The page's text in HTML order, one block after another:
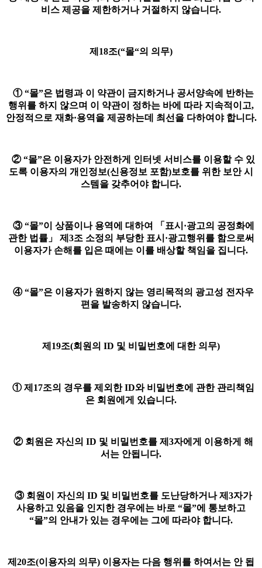
비스 제공을 제한하거나 거절하지 않습니다.
제18조(“몰“의 의무)
① “몰”은 법령과 이 약관이 금지하거나 공서양속에 반하는
행위를 하지 않으며 이 약관이 정하는 바에 따라 지속적이고,
안정적으로 재화·용역을 제공하는데 최선을 다하여야 합니다.
② “몰”은 이용자가 안전하게 인터넷 서비스를 이용할 수 있
도록 이용자의 개인정보(신용정보 포함)보호를 위한 보안 시
스템을 갖추어야 합니다.
③ “몰”이 상품이나 용역에 대하여 「표시·광고의 공정화에
관한 법률」 제3조 소정의 부당한 표시·광고행위를 함으로써
이용자가 손해를 입은 때에는 이를 배상할 책임을 집니다.
④ “몰”은 이용자가 원하지 않는 영리목적의 광고성 전자우
편을 발송하지 않습니다.
제19조(회원의 ID 및 비밀번호에 대한 의무)
① 제17조의 경우를 제외한 ID와 비밀번호에 관한 관리책임
은 회원에게 있습니다.
② 회원은 자신의 ID 및 비밀번호를 제3자에게 이용하게 해
서는 안됩니다.
③ 회원이 자신의 ID 및 비밀번호를 도난당하거나 제3자가
사용하고 있음을 인지한 경우에는 바로 “몰”에 통보하고
“몰”의 안내가 있는 경우에는 그에 따라야 합니다.
제20조(이용자의 의무) 이용자는 다음 행위를 하여서는 안 됩